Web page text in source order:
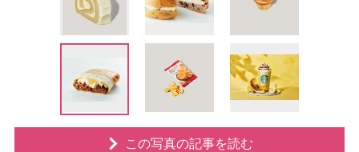
この写真の記事を読む